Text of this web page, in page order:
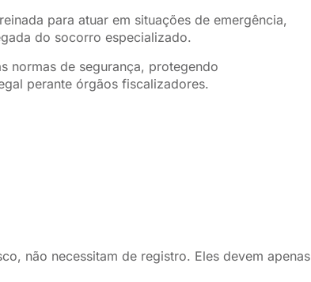
para atuar em situações de emergência,
do socorro especializado.
normas de segurança, protegendo
perante órgãos fiscalizadores.
não necessitam de registro. Eles devem apenas